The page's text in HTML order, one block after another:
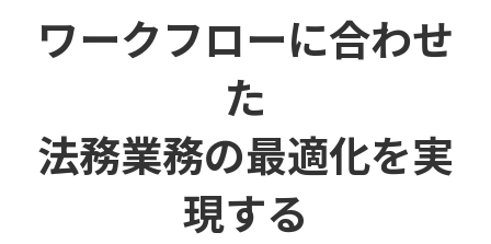
ワークフローに合わせ
た
法務業務の最適化を実
現する